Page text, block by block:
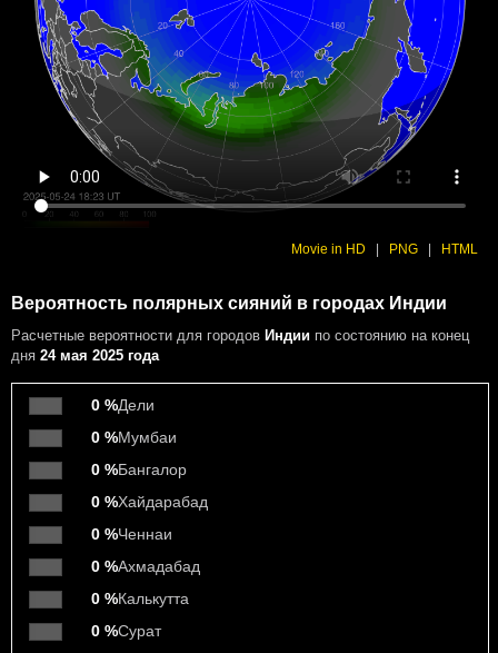
Movie in HD PNG HTML
Вероятность полярных сияний в городах Индии
Расчетные вероятности для городов Индии по состоянию на конец
дня 24 мая 2025 года
0 %Дели
0 %Мумбаи
0 %Бангалор
0 %Хайдарабад
0 %Ченнаи
0 %Ахмадабад
0 %Калькутта
0 %Сурат